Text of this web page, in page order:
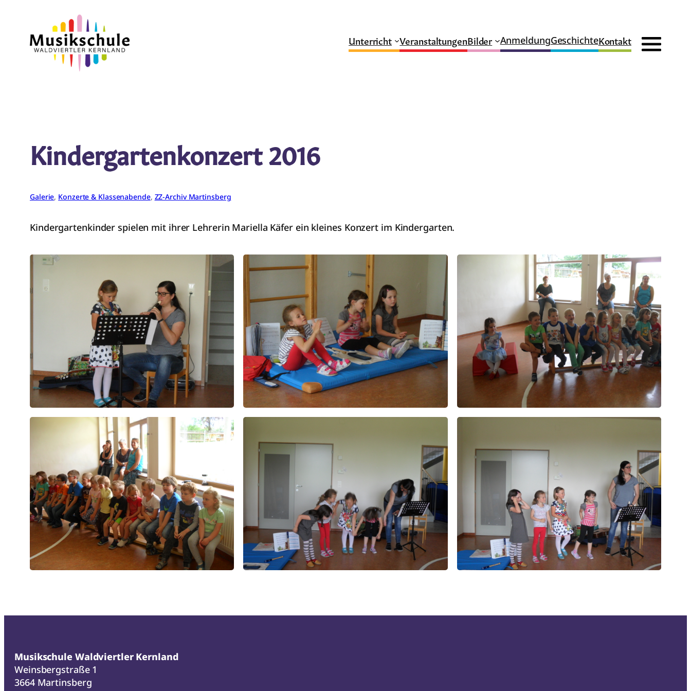
springen
Unterricht VeranstaltungenBilder AnmeldungGeschichteKontakt
Kindergartenkonzert 2016
Galerie, Konzerte & Klassenabende, ZZ-Archiv Martinsberg
Kindergartenkinder spielen mit ihrer Lehrerin Mariella Käfer ein kleines Konzert im Kindergarten.
Musikschule Waldviertler Kernland
Weinsbergstraße 1
3664 Martinsberg